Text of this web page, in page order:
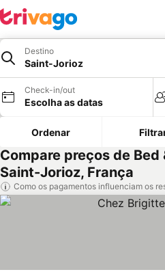
Destino
Saint-Jorioz
Check-in/out
Escolha as datas
Ordenar
Compare preços de Bed
Saint-Jorioz, França
Como os pagamentos influenciam os